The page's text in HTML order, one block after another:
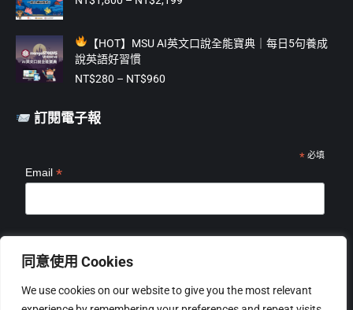
同意使用 Cookies
We use cookies on our website to give you the most relevant
圍：
【HOT】MSU AI英文口說全能寶典｜每日5句養成
說英語好習慣
NT$280 – NT$960
訂閱電子報
* 必填
Email*